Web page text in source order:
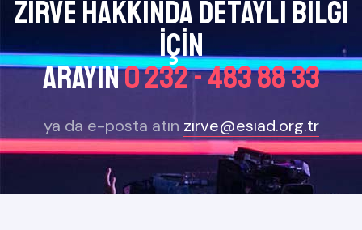
Zirve Hakkında Detaylı bilgi
için
arayın0 232 - 483 88 33
ya da e-posta atın zirve@esiad.org.tr